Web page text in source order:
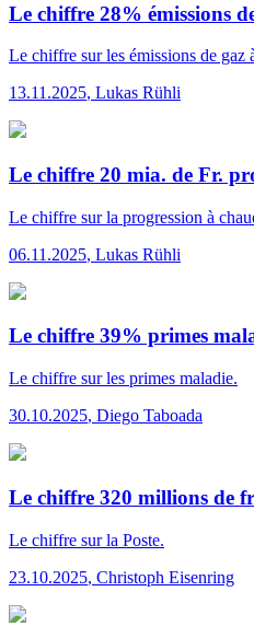
Le chiffre 28% émissions
Le chiffre sur les émissions de gaz
13.11.2025, Lukas Rühli
Le chiffre 20 mia. de Fr.
Le chiffre sur la progression à
06.11.2025, Lukas Rühli
Le chiffre 39% primes
Le chiffre sur les primes maladie.
30.10.2025, Diego Taboada
Le chiffre 320 millions de
Le chiffre sur la Poste.
23.10.2025, Christoph Eisenring